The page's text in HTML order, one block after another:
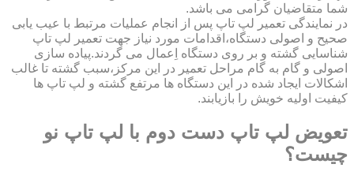
شما متقاضیان گرامی می باشد.
در نمایندگی تعمیر لپ تاپ پس از انجام عملیات مرتبط با عیب یابی
صحیح و اصولی دستگاه،اقدامات مورد نیاز جهت تعمیر لپ تاپ
شناسایی گشته و بر روی دستگاه اِعمال می گردند.پیاده سازی
اصولی و گام به گام مراحل تعمیر در این مرکز،سبب گشته تا غالب
اشکالات ایجاد شده در این دستگاه ها مرتفع گشته و لپ تاپ ها
کیفیت اولیه خویش را بازیابند.
تعویض لپ تاپ دست دوم با لپ تاپ نو
چیست؟